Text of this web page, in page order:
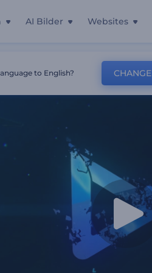
AI Bilder Websites
to English? CHANGE